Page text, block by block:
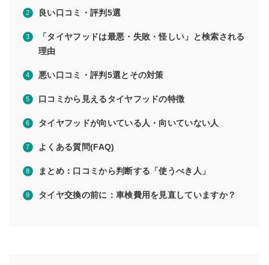
良い口コミ・評判5選
「タイヤフッドは最悪・失敗・怪しい」と検索される
理由
悪い口コミ・評判5選とその対策
口コミから見えるタイヤフッドの特徴
タイヤフッドが向いている人・向いていない人
よくある質問(FAQ)
まとめ：口コミから判断する「使うべき人」
タイヤ交換の前に：車検費用を見直していますか？